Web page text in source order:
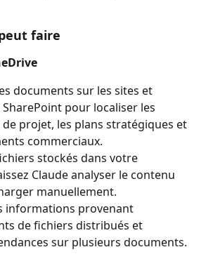
faire
documents sur les sites et
pour localiser les
projet, les plans stratégiques et
commerciaux.
stockés dans votre
Claude analyser le contenu
manuellement.
informations provenant
de fichiers distribués et
sur plusieurs documents.